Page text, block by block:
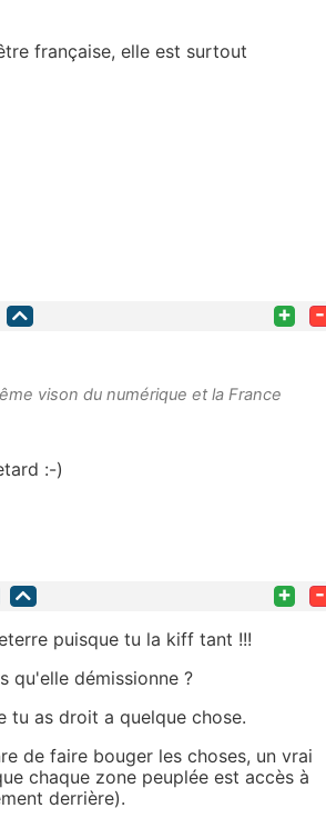
française, elle est surtout
+ -
vison du numérique et la France
:-)
+ -
puisque tu la kiff tant !!!
qu'elle démissionne ?
tu as droit a quelque chose.
de faire bouger les choses, un vrai
chaque zone peuplée est accès à
derrière).